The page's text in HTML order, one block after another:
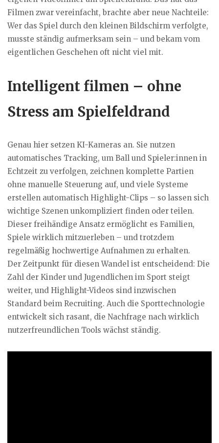
Filmen zwar vereinfacht, brachte aber neue Nachteile:
Wer das Spiel durch den kleinen Bildschirm verfolgte,
musste ständig aufmerksam sein – und bekam vom
eigentlichen Geschehen oft nicht viel mit.
Intelligent filmen – ohne
Stress am Spielfeldrand
Genau hier setzen KI-Kameras an. Sie nutzen
automatisches Tracking, um Ball und Spieler:innen in
Echtzeit zu verfolgen, zeichnen komplette Partien
ohne manuelle Steuerung auf, und viele Systeme
erstellen automatisch Highlight-Clips – so lassen sich
wichtige Szenen unkompliziert finden oder teilen.
Dieser freihändige Ansatz ermöglicht es Familien,
Spiele wirklich mitzuerleben – und trotzdem
regelmäßig hochwertige Aufnahmen zu erhalten.
Der Zeitpunkt für diesen Wandel ist entscheidend: Die
Zahl der Kinder und Jugendlichen im Sport steigt
weiter, und Highlight-Videos sind inzwischen
Standard beim Recruiting. Auch die Sporttechnologie
entwickelt sich rasant, die Nachfrage nach wirklich
nutzerfreundlichen Tools wächst ständig.